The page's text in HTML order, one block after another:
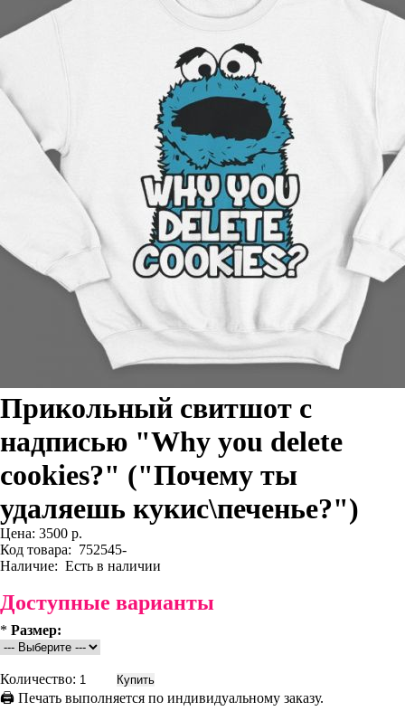
Прикольный свитшот с
надписью "Why you delete
cookies?" ("Почему ты
удаляешь кукис\печенье?")
Цена: 3500 р.
Код товара: 752545-
Наличие: Есть в наличии
Доступные варианты
* Размер:
Количество:
🖨 Печать выполняется по индивидуальному заказу.